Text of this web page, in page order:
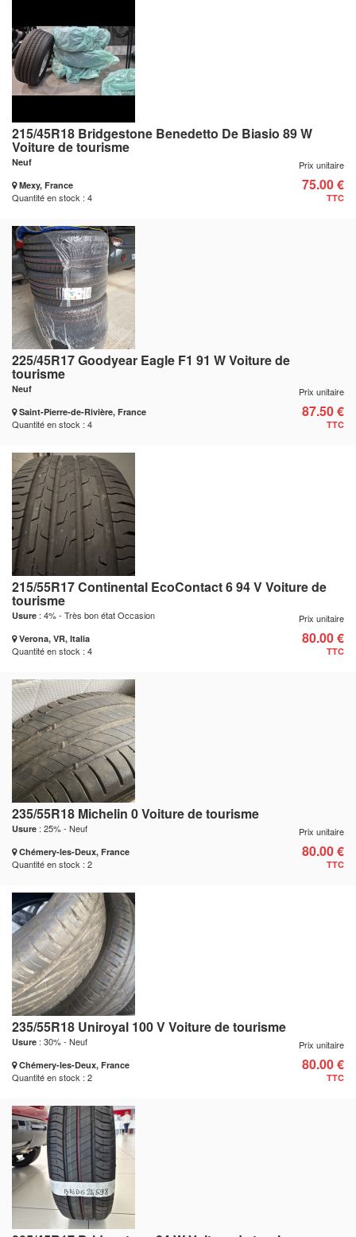
215/45R18 Bridgestone Benedetto De Biasio 89 W
Voiture de tourisme
Neuf
Mexy, France
Quantité en stock : 4
Prix unitaire
75.00 €
TTC
225/45R17 Goodyear Eagle F1 91 W Voiture de
tourisme
Neuf
Saint-Pierre-de-Rivière, France
Quantité en stock : 4
Prix unitaire
87.50 €
TTC
215/55R17 Continental EcoContact 6 94 V Voiture de
tourisme
Usure : 4% - Très bon état Occasion
Verona, VR, Italia
Quantité en stock : 4
Prix unitaire
80.00 €
TTC
235/55R18 Michelin 0 Voiture de tourisme
Usure : 25% - Neuf
Chémery-les-Deux, France
Quantité en stock : 2
Prix unitaire
80.00 €
TTC
235/55R18 Uniroyal 100 V Voiture de tourisme
Usure : 30% - Neuf
Chémery-les-Deux, France
Quantité en stock : 2
Prix unitaire
80.00 €
TTC